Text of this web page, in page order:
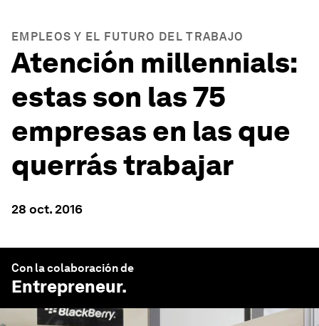
EMPLEOS Y EL FUTURO DEL TRABAJO
Atención millennials:
estas son las 75
empresas en las que
querrás trabajar
28 oct. 2016
Con la colaboración de
Entrepreneur.